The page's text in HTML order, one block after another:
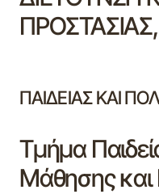
ΠΡΟΣΤΑΣΙΑΣ,
ΠΑΙΔΕΙΑΣ ΚΑΙ
Τμήμα
Μάθησης και